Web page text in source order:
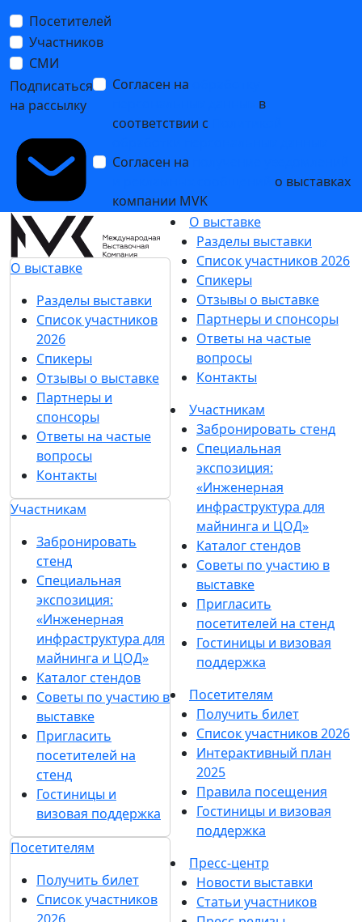
Посетителей
Участников
СМИ
Подписаться
на рассылку
Согласен на
в
соответствии с
Согласен на
о выставках
компании MVK
О выставке
Разделы выставки
Список участников
2026
Спикеры
Отзывы о выставке
Партнеры и
спонсоры
Ответы на частые
вопросы
Контакты
Участникам
Забронировать
стенд
Специальная
экспозиция:
«Инженерная
инфраструктура для
майнинга и ЦОД»
Каталог стендов
Советы по участию в
выставке
Пригласить
посетителей на
стенд
Гостиницы и
визовая поддержка
Посетителям
Получить билет
Список участников
О выставке
Разделы выставки
Список участников 2026
Спикеры
Отзывы о выставке
Партнеры и спонсоры
Ответы на частые
вопросы
Контакты
Участникам
Забронировать стенд
Специальная
экспозиция:
«Инженерная
инфраструктура для
майнинга и ЦОД»
Каталог стендов
Советы по участию в
выставке
Пригласить
посетителей на стенд
Гостиницы и визовая
поддержка
Посетителям
Получить билет
Список участников 2026
Интерактивный план
2025
Правила посещения
Гостиницы и визовая
поддержка
Пресс-центр
Новости выставки
Статьи участников